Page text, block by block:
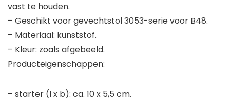
vast te houden.
– Geschikt voor gevechtstol 3053-serie voor B48.
– Materiaal: kunststof.
– Kleur: zoals afgebeeld.
Producteigenschappen:
– starter (l x b): ca. 10 x 5,5 cm.